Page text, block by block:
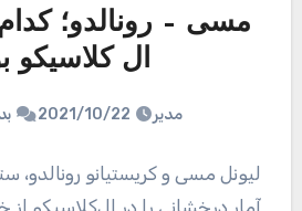
مسی – رونالدو؛
ال کلاسیکو
مدیر 2021/10/22
لیونل مسی و کریستیانو رونالدو،